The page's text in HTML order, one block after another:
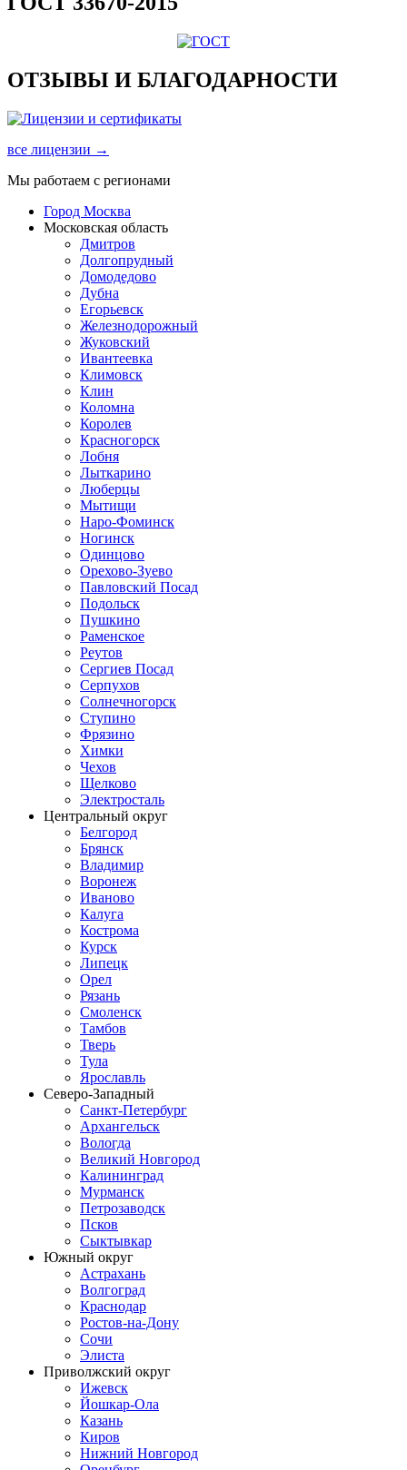
ОТЗЫВЫ И БЛАГОДАРНОСТИ
все лицензии →
Мы работаем с регионами
Город Москва
Московская область
Дмитров
Долгопрудный
Домодедово
Дубна
Егорьевск
Железнодорожный
Жуковский
Ивантеевка
Климовск
Клин
Коломна
Королев
Красногорск
Лобня
Лыткарино
Люберцы
Мытищи
Наро-Фоминск
Ногинск
Одинцово
Орехово-Зуево
Павловский Посад
Подольск
Пушкино
Раменское
Реутов
Сергиев Посад
Серпухов
Солнечногорск
Ступино
Фрязино
Химки
Чехов
Щелково
Электросталь
Центральный округ
Белгород
Брянск
Владимир
Воронеж
Иваново
Калуга
Кострома
Курск
Липецк
Орел
Рязань
Смоленск
Тамбов
Тверь
Тула
Ярославль
Северо-Западный
Санкт-Петербург
Архангельск
Вологда
Великий Новгород
Калининград
Мурманск
Петрозаводск
Псков
Сыктывкар
Южный округ
Астрахань
Волгоград
Краснодар
Ростов-на-Дону
Сочи
Элиста
Приволжский округ
Ижевск
Йошкар-Ола
Казань
Киров
Нижний Новгород